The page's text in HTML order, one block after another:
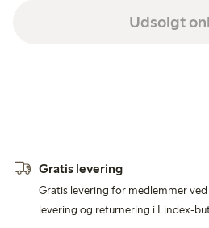
Udsolgt
Gratis levering
Gratis levering for medlemmer
levering og returnering i Lindex-